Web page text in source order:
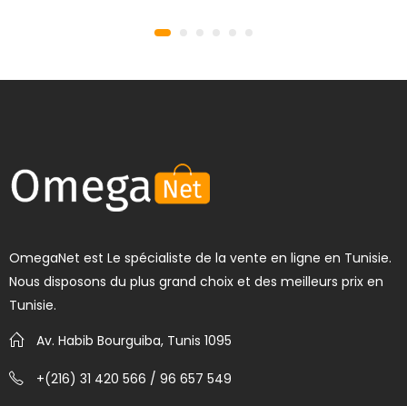
OmegaNet est Le spécialiste de la vente en ligne en Tunisie.
Nous disposons du plus grand choix et des meilleurs prix en
Tunisie.
Av. Habib Bourguiba, Tunis 1095
+(216) 31 420 566 / 96 657 549